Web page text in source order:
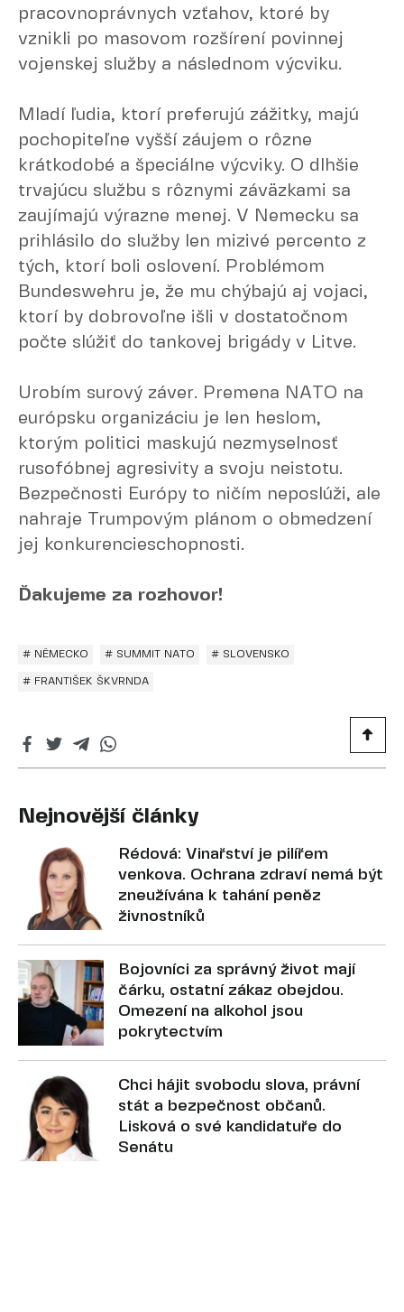
pracovnoprávnych vzťahov, ktoré by
vznikli po masovom rozšírení povinnej
vojenskej služby a následnom výcviku.
Mladí ľudia, ktorí preferujú zážitky, majú
pochopiteľne vyšší záujem o rôzne
krátkodobé a špeciálne výcviky. O dlhšie
trvajúcu službu s rôznymi záväzkami sa
zaujímajú výrazne menej. V Nemecku sa
prihlásilo do služby len mizivé percento z
tých, ktorí boli oslovení. Problémom
Bundeswehru je, že mu chýbajú aj vojaci,
ktorí by dobrovoľne išli v dostatočnom
počte slúžiť do tankovej brigády v Litve.
Urobím surový záver. Premena NATO na
európsku organizáciu je len heslom,
ktorým politici maskujú nezmyselnosť
rusofóbnej agresivity a svoju neistotu.
Bezpečnosti Európy to ničím neposlúži, ale
nahraje Trumpovým plánom o obmedzení
jej konkurencieschopnosti.
Ďakujeme za rozhovor!
# NĚMECKO # SUMMIT NATO # SLOVENSKO
# FRANTIŠEK ŠKVRNDA
Nejnovější články
Rédová: Vinařství je pilířem
venkova. Ochrana zdraví nemá být
zneužívána k tahání peněz
živnostníků
Bojovníci za správný život mají
čárku, ostatní zákaz obejdou.
Omezení na alkohol jsou
pokrytectvím
Chci hájit svobodu slova, právní
stát a bezpečnost občanů.
Lisková o své kandidatuře do
Senátu